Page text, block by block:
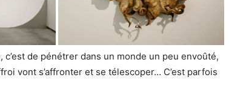
c’est de pénétrer dans un monde un peu envoûté,
vont s’affronter et se télescoper… C’est parfois